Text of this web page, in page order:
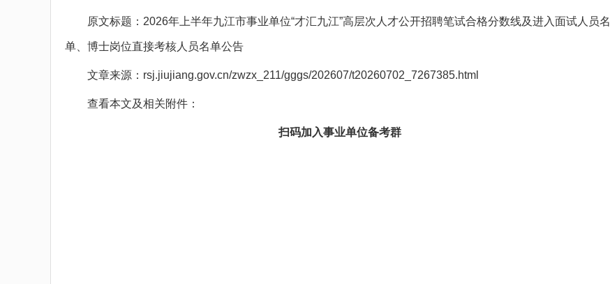
原文标题：2026年上半年九江市事业单位“才汇九江”高层次人才公开招聘笔试合格分数线及进入面试人员名
单、博士岗位直接考核人员名单公告
文章来源：rsj.jiujiang.gov.cn/zwzx_211/gggs/202607/t20260702_7267385.html
查看本文及相关附件：
扫码加入事业单位备考群